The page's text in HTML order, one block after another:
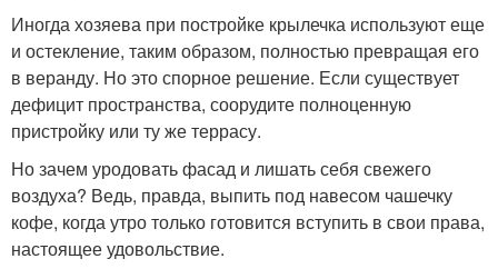
Иногда хозяева при постройке крылечка используют еще
и остекление, таким образом, полностью превращая его
в веранду. Но это спорное решение. Если существует
дефицит пространства, соорудите полноценную
пристройку или ту же террасу.
Но зачем уродовать фасад и лишать себя свежего
воздуха? Ведь, правда, выпить под навесом чашечку
кофе, когда утро только готовится вступить в свои права,
настоящее удовольствие.